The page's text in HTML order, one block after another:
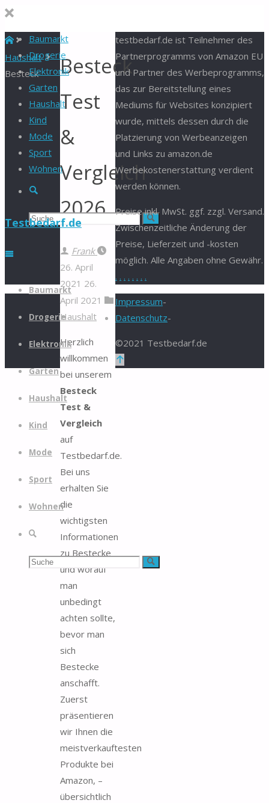
Baumarkt
Drogerie
Elektronik
Garten
Haushalt
Kind
Mode
Sport
Wohnen
Suche
Suchen Suche
Testbedarf.de
Zum
springen
Baumarkt
Drogerie
Elektronik
Garten
Haushalt
Kind
Mode
Sport
Wohnen
Suche
Suchen Suche
Start
Haushalt
Besteck
Besteck
Test
&
Vergleich
2026
Frank
26. April
2021 26.
April 2021
Haushalt
Herzlich
willkommen
bei unserem
Besteck
Test &
Vergleich
auf
Testbedarf.de.
Bei uns
erhalten Sie
die
wichtigsten
Informationen
zu Bestecke
und worauf
man
unbedingt
achten sollte,
bevor man
sich
Bestecke
anschafft.
Zuerst
präsentieren
wir Ihnen die
meistverkauftesten
Produkte bei
Amazon, –
übersichtlich
testbedarf.de ist Teilnehmer des
Partnerprogramms von Amazon EU
und Partner des Werbeprogramms,
das zur Bereitstellung eines
Mediums für Websites konzipiert
wurde, mittels dessen durch die
Platzierung von Werbeanzeigen
und Links zu amazon.de
Werbekostenerstattung verdient
werden können.
Preise inkl. MwSt. ggf. zzgl. Versand.
Zwischenzeitliche Änderung der
Preise, Lieferzeit und -kosten
möglich. Alle Angaben ohne Gewähr.
. . . . . . . .
Impressum-
Datenschutz-
©2021 Testbedarf.de
Zurück